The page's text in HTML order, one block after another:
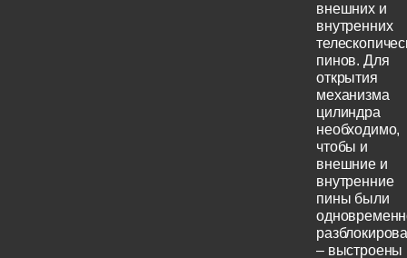
внешних и
внутренних
пинов. Для
открытия
механизма
цилиндра
необходимо,
чтобы и
внешние и
внутренние
пины были
– выстроены